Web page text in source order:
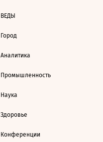
ВЕДЫ
Город
Аналитика
Промышленность
Наука
Здоровье
Конференции